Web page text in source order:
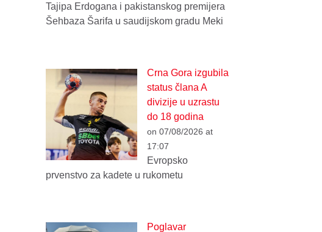
Tajipa Erdogana i pakistanskog premijera
Šehbaza Šarifa u saudijskom gradu Meki
Crna Gora izgubila
status člana A
divizije u uzrastu
do 18 godina
on 07/08/2026 at
17:07
Evropsko
prvenstvo za kadete u rukometu
Poglavar